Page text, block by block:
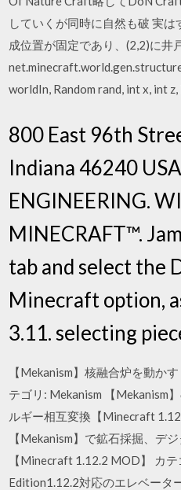
していくが同時に自然も破 実
成位置が固定であり、(2,2)に井
worldIn, Random rand, int x, int
800 East 96th
Indiana 46240
ENGINEERING.
MINECRAFT™.
tab and select the
Minecraft option,
3.11. selecting
【Mekanism】核融合炉を動か
テゴリ: Mekanism 【Mekanism
ルギー相互変換【Minecraft
【Mekanism】で鉱石採掘、デ
【Minecraft 1.12.2 MOD】 カ
Edition1.12.2対応のエレベータ